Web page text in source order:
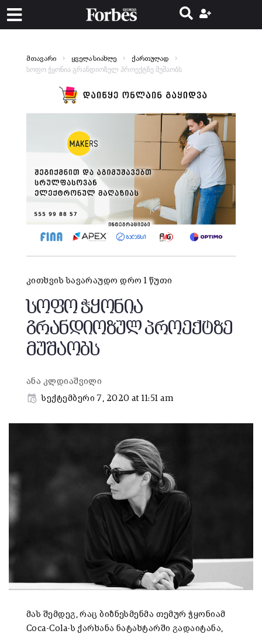
მთავარი ყველა სიახლე ქართულად
სოფო ჭყონია გრანდიოზულ პროექტზე მუშაობს
კითხვის სავარაუდო დრო 1 წუთი
სოფო ჭყონია
გრანდიოზულ პროექტზე
მუშაობს
ანა კლდიაშვილი
სექტემბერი 7, 2020 at 11:51 am
მას შემდეგ, რაც ბიზნესმენმა თემურ ჭყონიამ
Coca-Cola-ს ქარხანა ნატახტარში გადაიტანა,